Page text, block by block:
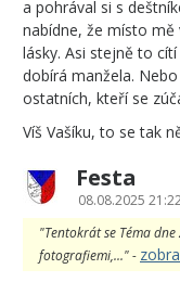
a pohrával si s
nabídne, že místo mě
lásky. Asi stejně to
dobírá manžela.
ostatních, kteří se
Víš Vašíku, to se tak
Festa
08.08.2025
"Tentokrát se Téma
fotografiemi,..." -